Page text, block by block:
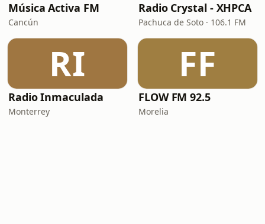
Música Activa FM
Cancún
Radio Crystal - XHPCA
Pachuca de Soto · 106.1 FM
RI
Radio Inmaculada
Monterrey
FF
FLOW FM 92.5
Morelia